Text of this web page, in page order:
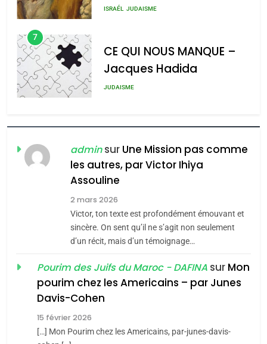
meurtrière selon le rapport
l’antisémitisme
admin 0
MA JUDAÏTE par Thérèse
ISRAÉL JUDAISME
7
CE QUI NOUS MANQUE –
Jacques Hadida
JUDAISME
Maroc : Les amandes de
Tafraout, le miel de Tadla
Azilal consacrés produits
du terroir
DAFINA MAROC
Oeil ravageur – Vanessa
De Loya Stauber
CINEMA ISRAÉL
«Tu dis génocide, je dis
guerre»: La nouvelle
adminsur Une Mission pas comme
les autres, par Victor Ihiya
Assouline
2 mars 2026
Victor, ton texte est profondément émouvant et
sincère. On sent qu’il ne s’agit non seulement
d’un récit, mais d’un témoignage…
Pourim des Juifs du Maroc - DAFINA sur Mon
pourim chez les Americains – par Junes
Davis-Cohen
15 février 2026
[…] Mon Pourim chez les Americains, par-junes-davis-
meurtrière selon le rapport
d’ADL contre
FIÈRE, DIGNE ET RÉSILIENTE :